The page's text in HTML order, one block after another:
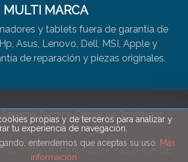
MULTI MARCA
y tablets fuera de garantía de
Asus, Lenovo, Dell, MSI, Apple y
de reparación y piezas originales.
propias y de terceros para analizar y
tu experiencia de navegación.
entendemos que aceptas su uso.
Más
información
Tecnico Oficial de Toshiba y
DE COOKIES-POLÍTICA DE